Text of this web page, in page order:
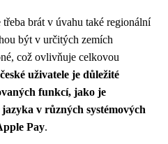
brát v úvahu také regionální
být v určitých zemích
což ovlivňuje celkovou
uživatele je důležité
funkcí, jako je
v různých systémových
Pay.